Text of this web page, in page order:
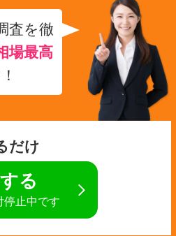
査を徹
場最高
だけ
る
停止中です